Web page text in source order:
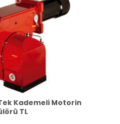
Kademeli Motorin
TL